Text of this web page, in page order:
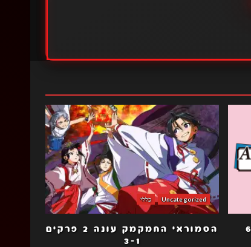
Uncategorized כללי
הסמוראי החמקמק עונה 2 פרקים
3-1